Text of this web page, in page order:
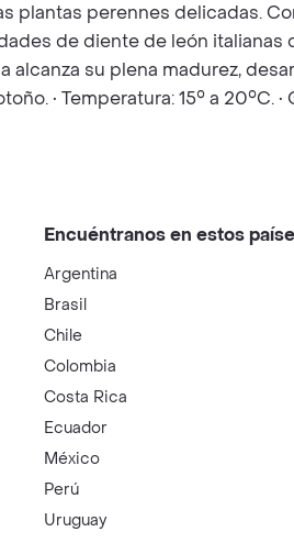
plantas perennes delicadas.
de diente de león
alcanza su plena madurez,
• Temperatura: 15° a
Encuéntranos en estos
Argentina
Brasil
Chile
Colombia
Costa Rica
Ecuador
México
Perú
Uruguay